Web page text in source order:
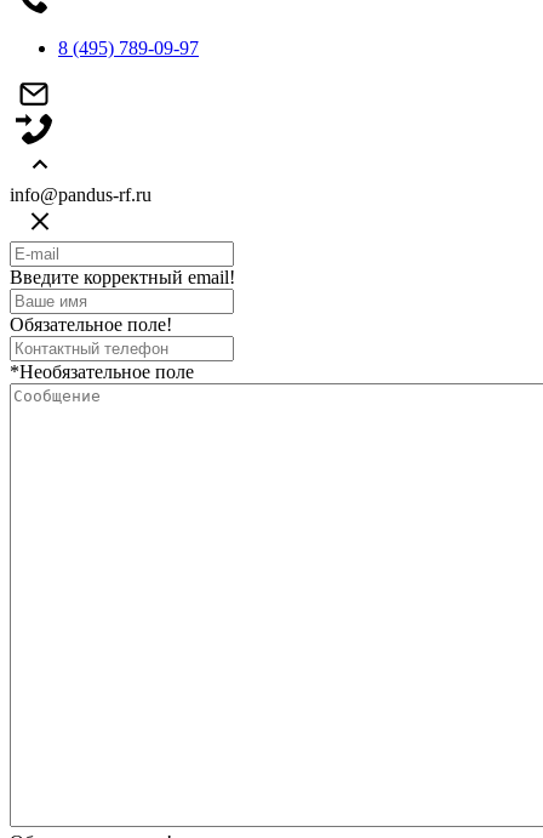
8 (495) 789-09-97
info@pandus-rf.ru
Введите корректный email!
Обязательное поле!
*Необязательное поле